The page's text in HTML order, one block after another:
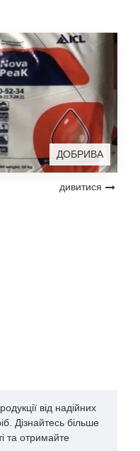
роботи.
Часто
отримати
ДОБРИВА
дивитися
від надійних
Дізнайтесь більше
та отримайте